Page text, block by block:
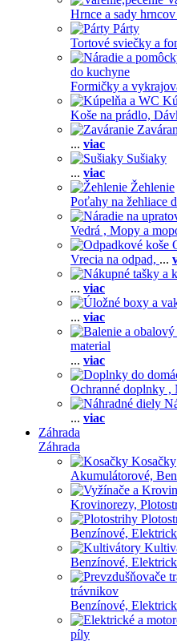
Hrnce a sady hrncov
Párty
Tortové sviečky a
do kuchyne
Formičky a
Koše na prádlo,
... viac
Sušiaky
... viac
Žehlenie
Poťahy na žehliace
Vedrá , Mopy a
Vrecia na odpad, ...
... viac
... viac
material
... viac
Ochranné doplnky ,
... viac
Záhrada
Záhrada
Kosačky
Akumulátorové,
Krovinorezy,
Benzínové,
Benzínové,
trávnikov
Benzínové,
píly